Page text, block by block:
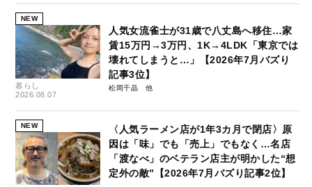
NEW
暮らし
2026.08.07
人気女流雀士が31歳で八丈島へ移住…家
賃15万円→3万円、1K→4LDK「東京では
壊れてしまうと…」【2026年7月バズり
記事3位】
松岡千晶
NEW
〈人気ラーメン店が1年3カ月で閉店〉原
因は「味」でも「売上」でもなく…名店
「渡なべ」のベテラン店主が明かした“想
定外の敵”【2026年7月バズり記事2位】